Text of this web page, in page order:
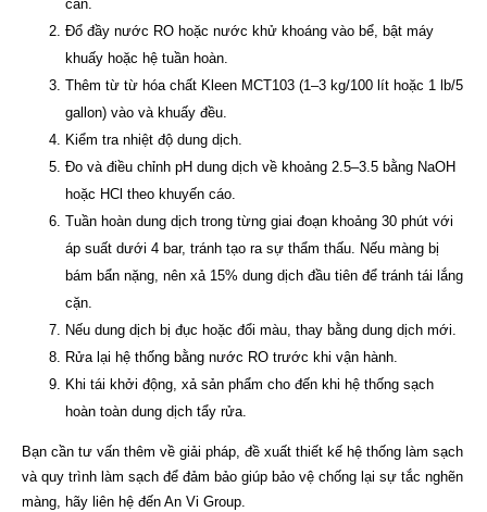
cần.
Đổ đầy nước RO hoặc nước khử khoáng vào bể, bật máy
khuấy hoặc hệ tuần hoàn.
Thêm từ từ hóa chất Kleen MCT103 (1–3 kg/100 lít hoặc 1 lb/5
gallon) vào và khuấy đều.
Kiểm tra nhiệt độ dung dịch.
Đo và điều chỉnh pH dung dịch về khoảng 2.5–3.5 bằng NaOH
hoặc HCl theo khuyến cáo.
Tuần hoàn dung dịch trong từng giai đoạn khoảng 30 phút với
áp suất dưới 4 bar, tránh tạo ra sự thẩm thấu. Nếu màng bị
bám bẩn nặng, nên xả 15% dung dịch đầu tiên để tránh tái lắng
cặn.
Nếu dung dịch bị đục hoặc đổi màu, thay bằng dung dịch mới.
Rửa lại hệ thống bằng nước RO trước khi vận hành.
Khi tái khởi động, xả sản phẩm cho đến khi hệ thống sạch
hoàn toàn dung dịch tẩy rửa.
Bạn cần tư vấn thêm về giải pháp, đề xuất thiết kế hệ thống làm sạch
và quy trình làm sạch để đảm bảo giúp bảo vệ chống lại sự tắc nghẽn
màng, hãy liên hệ đến An Vi Group.